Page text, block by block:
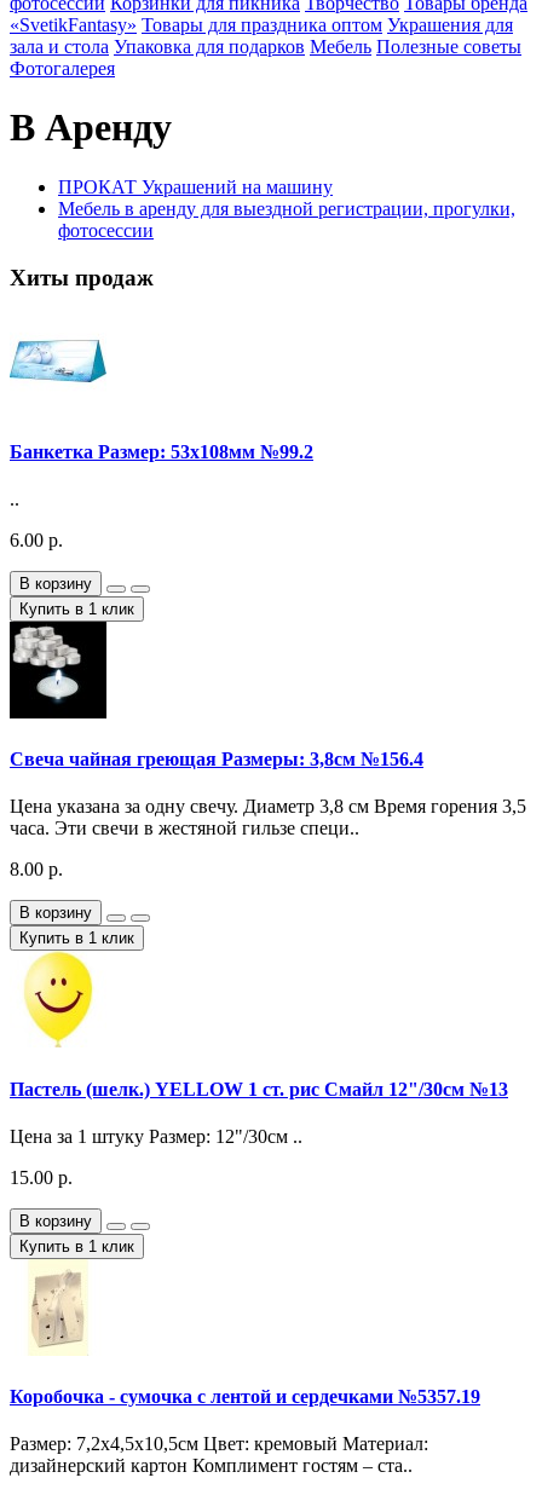
«SvetikFantasy» Товары для праздника оптом Украшения для
зала и стола Упаковка для подарков Мебель Полезные советы
Фотогалерея
В Аренду
ПРОКАТ Украшений на машину
Мебель в аренду для выездной регистрации, прогулки,
фотосессии
Хиты продаж
Банкетка Размер: 53х108мм №99.2
..
6.00 р.
В корзину
Купить в 1 клик
Свеча чайная греющая Размеры: 3,8см №156.4
Цена указана за одну свечу. Диаметр 3,8 см Время горения 3,5
часа. Эти свечи в жестяной гильзе специ..
8.00 р.
В корзину
Купить в 1 клик
Пастель (шелк.) YELLOW 1 ст. рис Смайл 12"/30см №13
Цена за 1 штуку Размер: 12"/30см ..
15.00 р.
В корзину
Купить в 1 клик
Коробочка - сумочка с лентой и сердечками №5357.19
Размер: 7,2х4,5х10,5см Цвет: кремовый Материал:
дизайнерский картон Комплимент гостям – ста..